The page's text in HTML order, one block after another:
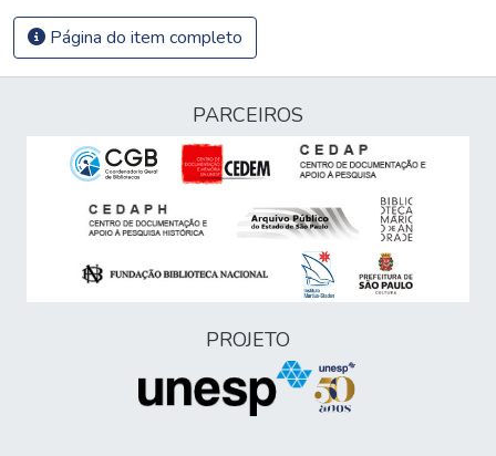
Página do item completo
PARCEIROS
PROJETO